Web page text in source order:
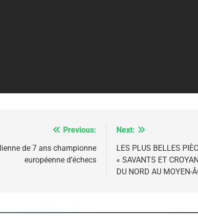
Previous:
de 7 ans championne
européenne d’échecs
Next:
LES PLUS BELLES
« SAVANTS ET
DU NORD AU MOYEN-
QUI NOUS MANQUE – Jacques Hadida